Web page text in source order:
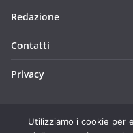
Redazione
Contatti
Privacy
Utilizziamo i cookie per